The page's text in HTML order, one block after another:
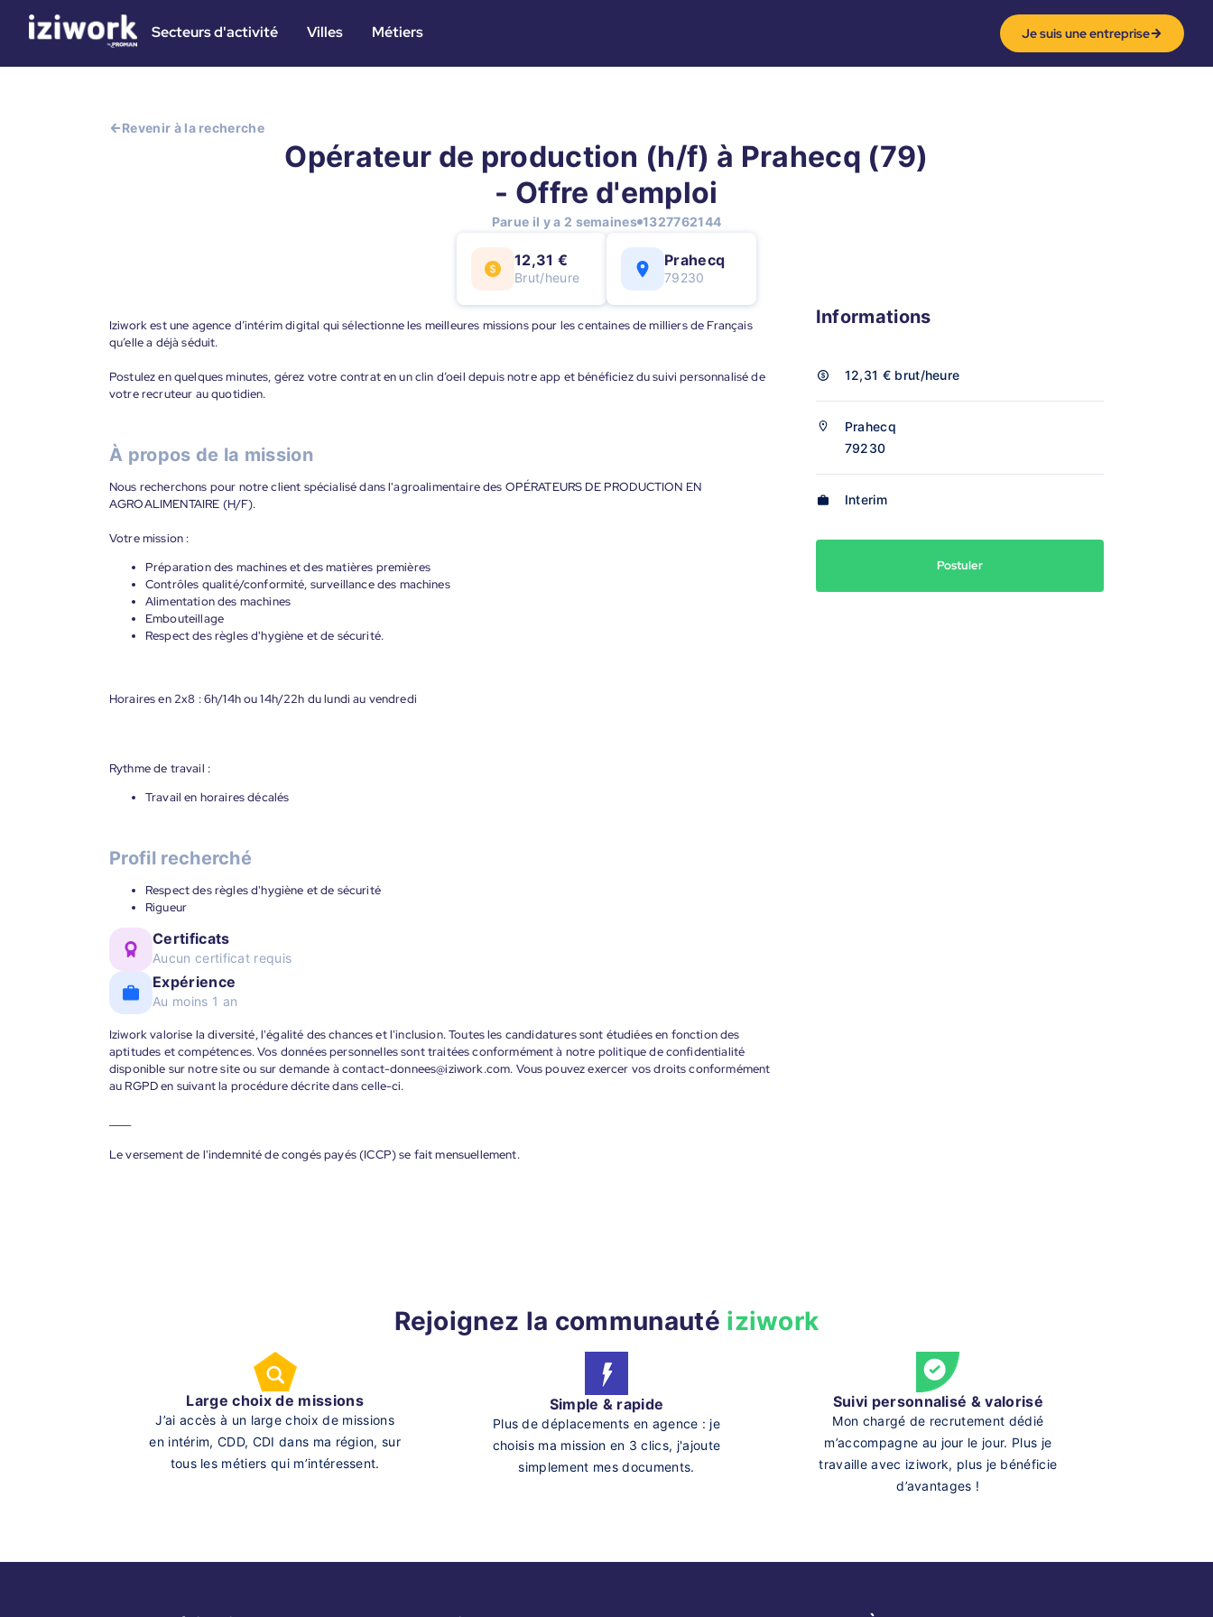
Secteurs d'activité Villes Métiers Je suis une entreprise
Revenir à la recherche
Opérateur de production (h/f) à Prahecq (79)
- Offre d'emploi
Parue il y a 2 semaines 1327762144
12,31 €
Brut/heure
Prahecq
79230
Iziwork est une agence d’intérim digital qui sélectionne les meilleures missions pour les centaines de milliers de Français
qu’elle a déjà séduit.
Postulez en quelques minutes, gérez votre contrat en un clin d’oeil depuis notre app et bénéficiez du suivi personnalisé de
votre recruteur au quotidien.
À propos de la mission
Nous recherchons pour notre client spécialisé dans l'agroalimentaire des OPÉRATEURS DE PRODUCTION EN
AGROALIMENTAIRE (H/F).
Votre mission :
Préparation des machines et des matières premières
Contrôles qualité/conformité, surveillance des machines
Alimentation des machines
Embouteillage
Respect des règles d'hygiène et de sécurité.
Horaires en 2x8 : 6h/14h ou 14h/22h du lundi au vendredi
Rythme de travail :
Travail en horaires décalés
Profil recherché
Respect des règles d'hygiène et de sécurité
Rigueur
Certificats
Aucun certificat requis
Expérience
Au moins 1 an
Iziwork valorise la diversité, l'égalité des chances et l'inclusion. Toutes les candidatures sont étudiées en fonction des
aptitudes et compétences. Vos données personnelles sont traitées conformément à notre politique de confidentialité
disponible sur notre site ou sur demande à contact-donnees@iziwork.com. Vous pouvez exercer vos droits conformément
au RGPD en suivant la procédure décrite dans celle-ci.
Le versement de l'indemnité de congés payés (ICCP) se fait mensuellement.
Informations
12,31 € brut/heure
Prahecq
79230
Interim
Postuler
Rejoignez la communauté iziwork
Large choix de missions
J’ai accès à un large choix de missions
en intérim, CDD, CDI dans ma région, sur
tous les métiers qui m’intéressent.
Simple & rapide
Plus de déplacements en agence : je
choisis ma mission en 3 clics, j'ajoute
simplement mes documents.
Suivi personnalisé & valorisé
Mon chargé de recrutement dédié
m’accompagne au jour le jour. Plus je
travaille avec iziwork, plus je bénéficie
d’avantages !